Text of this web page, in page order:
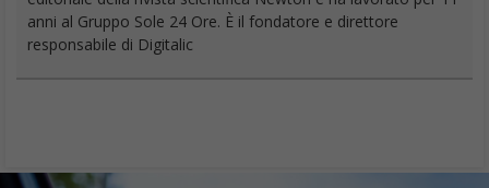
anni al Gruppo Sole 24 Ore. È il fondatore e direttore
responsabile di Digitalic